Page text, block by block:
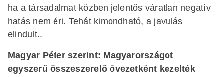
ha a társadalmat közben jelentős váratlan negatív
hatás nem éri. Tehát kimondható, a javulás
elindult..
Magyar Péter szerint: Magyarországot
egyszerű összeszerelő övezetként kezelték